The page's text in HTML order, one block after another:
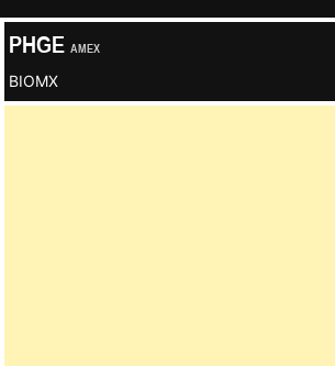
PHGE AMEX
BIOMX